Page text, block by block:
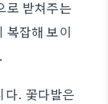
로 받쳐주는
복잡해 보이
다. 꽃다발은